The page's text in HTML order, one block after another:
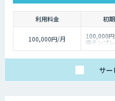
利用料金 初
100,000円/月 100,000
備テンプ
の
サ